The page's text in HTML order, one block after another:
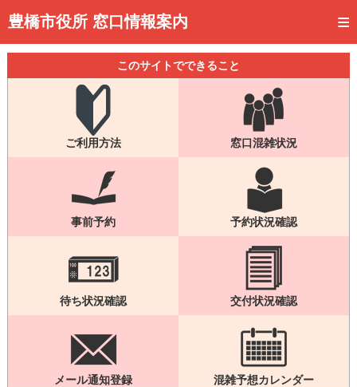
豊橋市役所 窓口情報案内
トップページ
ご利用方法
予約状況確認
窓口混雑状況
待ち状況確認
交付状況確認
混雑予想カレンダー
このサイトでできること
ご利用方法 窓口混雑状況
事前予約 予約状況確認
待ち状況確認 交付状況確認
メール通知登録 混雑予想カレンダー